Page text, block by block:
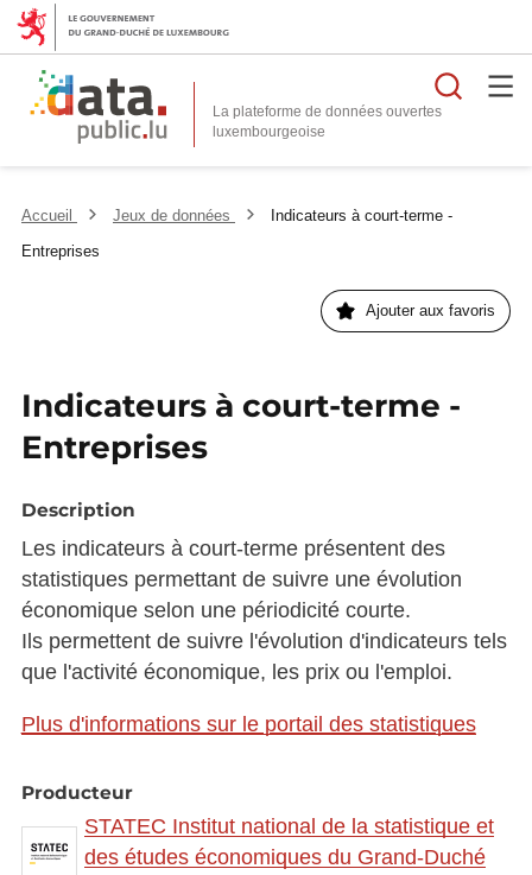
La plateforme de données ouvertes
Accueil Jeux de données
Indicateurs à court-terme -
Entreprises
Ajouter aux favoris
Indicateurs à court-terme -
Entreprises
Description
Les indicateurs à court-terme présentent des
statistiques permettant de suivre une évolution
économique selon une périodicité courte.
Ils permettent de suivre l'évolution d'indicateurs tels
que l'activité économique, les prix ou l'emploi.
Plus d'informations sur le portail des statistiques
Producteur
STATEC Institut national de la statistique et
des études économiques du Grand-Duché